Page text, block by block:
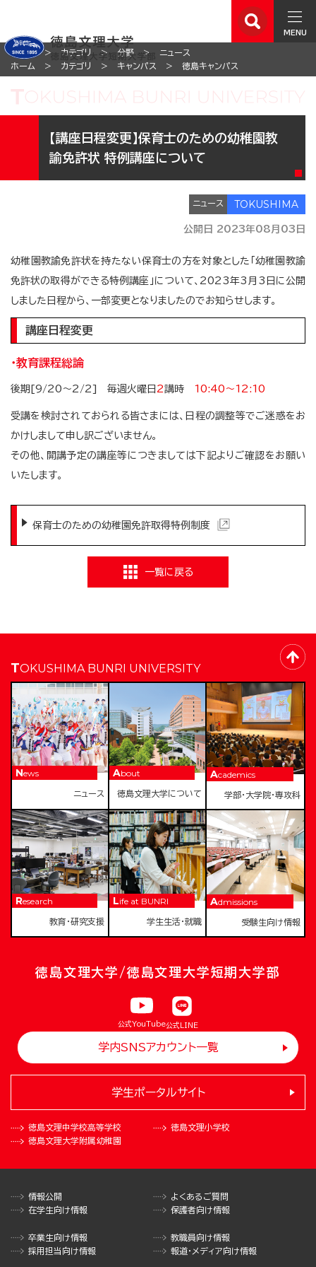
MENU
ホーム カテゴリ 分野
ニュース
ホーム
カテゴリ キャンパス 徳島キャンパス
【講座日程変更】保育士のための幼稚園教
諭免許状 特例講座について
ニュース
公開日 2023年08月03日
幼稚園教諭免許状を持たない保育士の方を対象とした「幼稚園教諭
免許状の取得ができる特例講座」について、2023年3月3日に公開
しました日程から、一部変更となりましたのでお知らせします。
講座日程変更
・教育課程総論
後期[9/20～2/2] 毎週火曜日 2講時 10:40～12:10
受講を検討されておられる皆さまには、日程の調整等でご迷惑をお
かけしまして申し訳ございません。
その他、開講予定の講座等につきましては下記よりご確認をお願い
いたします。
保育士のための幼稚園免許取得特例制度
一覧に戻る
TOKUSHIMA BUNRI UNIVERSITY
News
ニュース
About
徳島文理大学について
Academics
学部・大学院・専攻科
Research
教育・研究支援
Life at BUNRI
学生生活・就職
Admissions
受験生向け情報
徳島文理大学/徳島文理大学短期大学部
公式YouTube公式LINE
学内SNSアカウント一覧
徳島文理中学校高等学校
徳島文理小学校
徳島文理大学附属幼稚園
学生ポータルサイト
情報公開
よくあるご質問
在学生向け情報
保護者向け情報
卒業生向け情報
教職員向け情報
採用担当向け情報
報道・メディア向け情報